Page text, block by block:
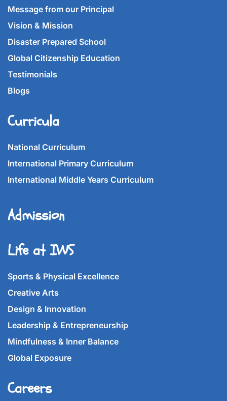
Message from our Principal
Vision & Mission
Disaster Prepared School
Global Citizenship Education
Testimonials
Blogs
Curricula
National Curriculum
International Primary Curriculum
International Middle Years Curriculum
Admission
Life at IWS
Sports & Physical Excellence
Creative Arts
Design & Innovation
Leadership & Entrepreneurship
Mindfulness & Inner Balance
Global Exposure
Careers